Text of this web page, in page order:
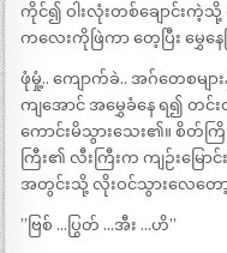
ကိုင်၍ ဝါးလုံးတစ်ချောင်းကဲ့
ကလေးကိုဖြဲကာ တေ့ပြီး မွှေန
ဖုံမှုံ့.. ကျောက်ခဲ.. အဂ်တေစမျာ
ကျအောင် အမွှေခံနေ ရ၍ တ
ကောင်းမိသွားသေး၏။ စိတ်က
ကြီး၏ လီးကြီးက ကျဉ်းမြော
အတွင်းသို့ လိုးဝင်သွားလေတေ
”ဗြစ် …ပြွတ် …အီး …ဟိ”